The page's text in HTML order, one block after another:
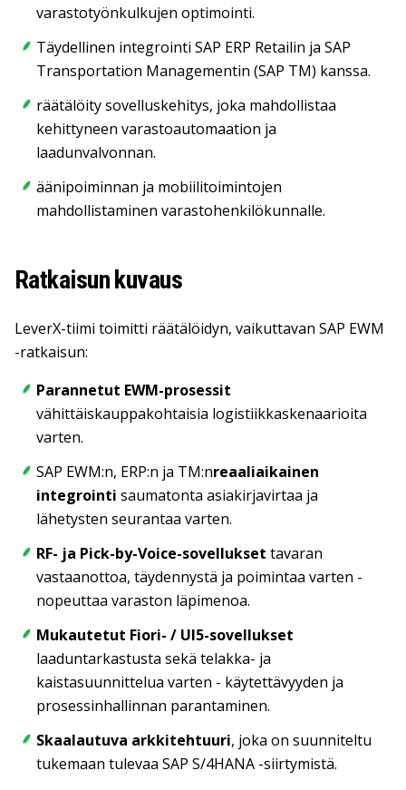
varastotyönkulkujen optimointi.
Täydellinen integrointi SAP ERP Retailin ja SAP
Transportation Managementin (SAP TM) kanssa.
räätälöity sovelluskehitys, joka mahdollistaa
kehittyneen varastoautomaation ja
laadunvalvonnan.
äänipoiminnan ja mobiilitoimintojen
mahdollistaminen varastohenkilökunnalle.
Ratkaisun kuvaus
LeverX-tiimi toimitti räätälöidyn, vaikuttavan SAP EWM
-ratkaisun:
Parannetut EWM-prosessit
vähittäiskauppakohtaisia logistiikkaskenaarioita
varten.
SAP EWM:n, ERP:n ja TM:nreaaliaikainen
integrointi saumatonta asiakirjavirtaa ja
lähetysten seurantaa varten.
RF- ja Pick-by-Voice-sovellukset tavaran
vastaanottoa, täydennystä ja poimintaa varten -
nopeuttaa varaston läpimenoa.
Mukautetut Fiori- / UI5-sovellukset
laaduntarkastusta sekä telakka- ja
kaistasuunnittelua varten - käytettävyyden ja
prosessinhallinnan parantaminen.
Skaalautuva arkkitehtuuri, joka on suunniteltu
tukemaan tulevaa SAP S/4HANA -siirtymistä.